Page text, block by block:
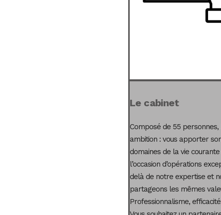
Le cabinet
Composé de 55 personnes,
ambition : vous apporter
domaines de la vie
l’occasion d’opérations
delà de notre expertise et
partageons les mêmes
Professionnalisme,